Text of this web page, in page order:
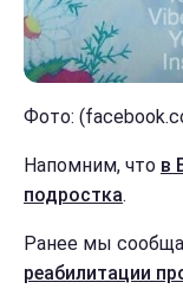
Фото:
Напомним, что в
подростка.
Ранее мы
реабилитации